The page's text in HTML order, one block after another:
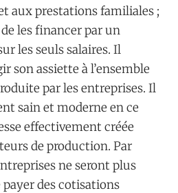
aux prestations familiales ;
les financer par un
les seuls salaires. Il
son assiette à l’ensemble
par les entreprises. Il
sain et moderne en ce
effectivement créée
de production. Par
ne seront plus
des cotisations